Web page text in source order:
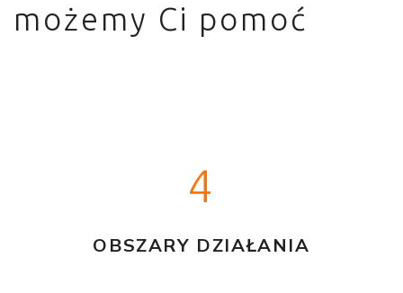
możemy Ci pomoć
4
OBSZARY DZIAŁANIA